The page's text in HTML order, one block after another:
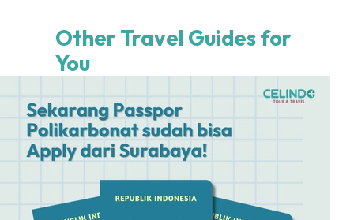
Other Travel Guides for
You